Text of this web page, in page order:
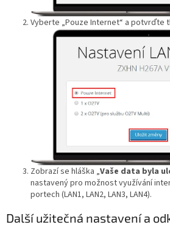
Vyberte „Pouze Internet“ a potvrďte
Zobrazí se hláška „Vaše data byla
nastavený pro možnost využívání
portech (LAN1, LAN2, LAN3, LAN4).
Další užitečná nastavení a